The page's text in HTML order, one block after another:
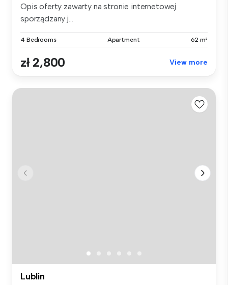
Opis oferty zawarty na stronie internetowej
sporządzany j...
4 Bedrooms Apartment 62 m²
zł 2,800 View more
Lublin